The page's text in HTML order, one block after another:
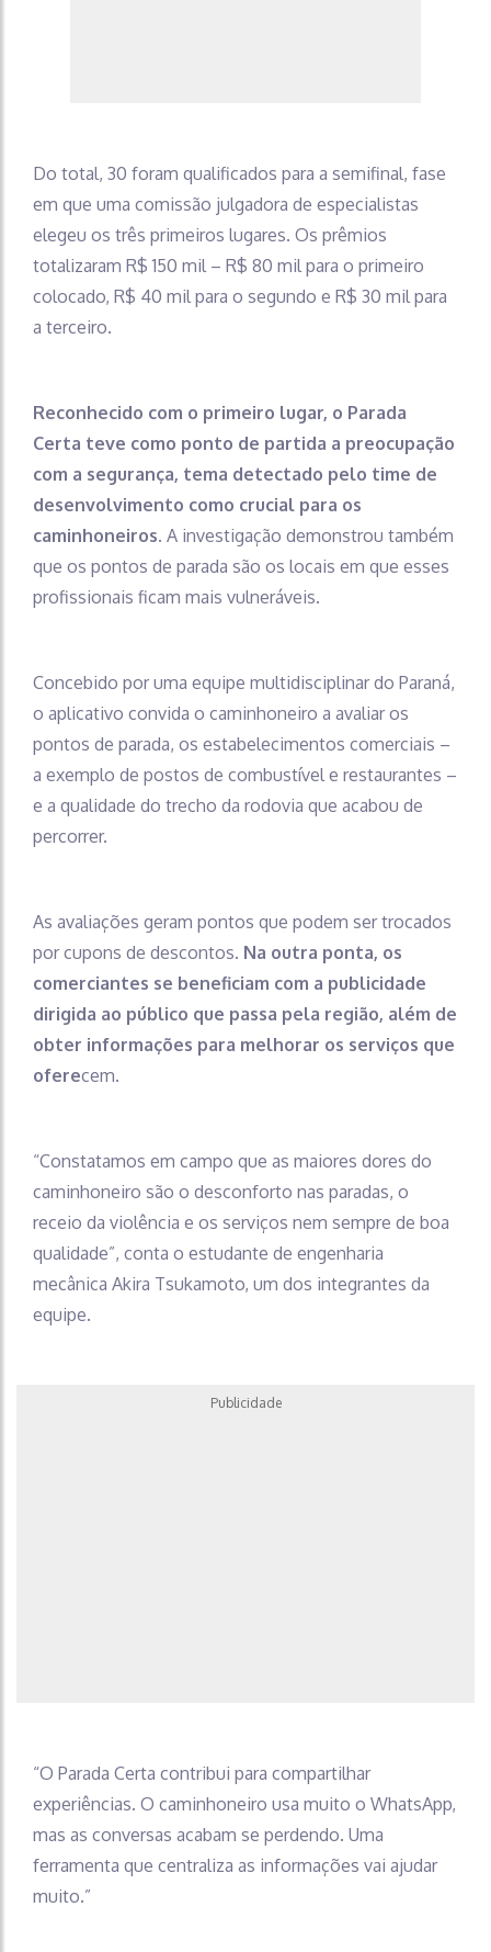
Do total, 30 foram qualificados para a semifinal, fase
em que uma comissão julgadora de especialistas
elegeu os três primeiros lugares. Os prêmios
totalizaram R$ 150 mil – R$ 80 mil para o primeiro
colocado, R$ 40 mil para o segundo e R$ 30 mil para
a terceiro.
Reconhecido com o primeiro lugar, o Parada
Certa teve como ponto de partida a preocupação
com a segurança, tema detectado pelo time de
desenvolvimento como crucial para os
caminhoneiros. A investigação demonstrou também
que os pontos de parada são os locais em que esses
profissionais ficam mais vulneráveis.
Concebido por uma equipe multidisciplinar do Paraná,
o aplicativo convida o caminhoneiro a avaliar os
pontos de parada, os estabelecimentos comerciais –
a exemplo de postos de combustível e restaurantes –
e a qualidade do trecho da rodovia que acabou de
percorrer.
As avaliações geram pontos que podem ser trocados
por cupons de descontos. Na outra ponta, os
comerciantes se beneficiam com a publicidade
dirigida ao público que passa pela região, além de
obter informações para melhorar os serviços que
oferecem.
“Constatamos em campo que as maiores dores do
caminhoneiro são o desconforto nas paradas, o
receio da violência e os serviços nem sempre de boa
qualidade”, conta o estudante de engenharia
mecânica Akira Tsukamoto, um dos integrantes da
equipe.
Publicidade
“O Parada Certa contribui para compartilhar
experiências. O caminhoneiro usa muito o WhatsApp,
mas as conversas acabam se perdendo. Uma
ferramenta que centraliza as informações vai ajudar
muito.”